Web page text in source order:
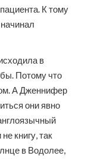
К тому
в
Потому что
А Дженнифер
они явно
книгу, так
в Водолее,